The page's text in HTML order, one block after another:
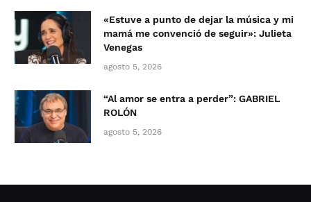
«Estuve a punto de dejar la música y mi
mamá me convenció de seguir»: Julieta
Venegas
agosto 5, 2026
“Al amor se entra a perder”: GABRIEL
ROLÓN
agosto 5, 2026